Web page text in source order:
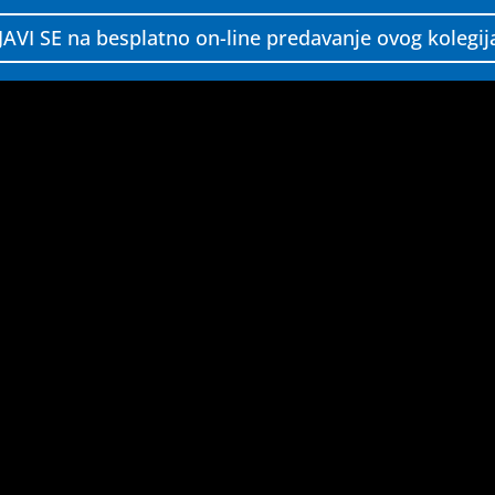
SE na besplatno on-line predavanje ovog